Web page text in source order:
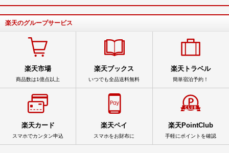
楽天のグループサービス
楽天市場
商品数は1億点以上
楽天ブックス
いつでも全品送料無料
楽天トラベル
簡単宿泊予約！
楽天カード
スマホでカンタン申込
楽天ペイ
スマホをお財布に
楽天PointClub
手軽にポイントを確認